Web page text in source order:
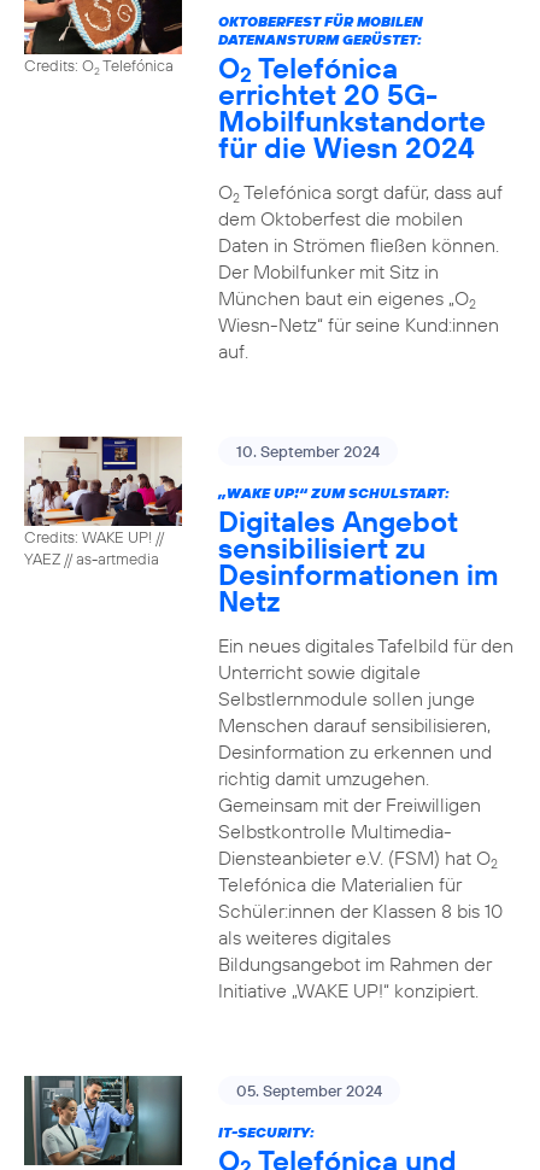
Credits: O2Telefónica
OKTOBERFEST FÜR MOBILEN
DATENANSTURM GERÜSTET:
O2 Telefónica
errichtet 20 5G-
Mobilfunkstandorte
für die Wiesn 2024
O2Telefónica sorgt dafür, dass auf
dem Oktoberfest die mobilen
Daten in Strömen fließen können.
Der Mobilfunker mit Sitz in
München baut ein eigenes „O2
Wiesn-Netz“ für seine Kund:innen
auf.
Credits: WAKE UP! //
YAEZ // as-artmedia
10. September 2024
„WAKE UP!“ ZUM SCHULSTART:
Digitales Angebot
sensibilisiert zu
Desinformationen im
Netz
Ein neues digitales Tafelbild für den
Unterricht sowie digitale
Selbstlernmodule sollen junge
Menschen darauf sensibilisieren,
Desinformation zu erkennen und
richtig damit umzugehen.
Gemeinsam mit der Freiwilligen
Selbstkontrolle Multimedia-
Diensteanbieter e.V. (FSM) hat O2
Telefónica die Materialien für
Schüler:innen der Klassen 8 bis 10
als weiteres digitales
Bildungsangebot im Rahmen der
Initiative „WAKE UP!“ konzipiert.
05. September 2024
IT-SECURITY:
O Telefónica und